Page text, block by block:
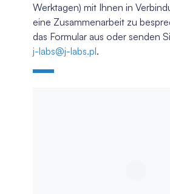
Werktagen) mit Ihnen in
eine Zusammenarbeit zu
das Formular aus oder senden
j-labs@j-labs.pl.